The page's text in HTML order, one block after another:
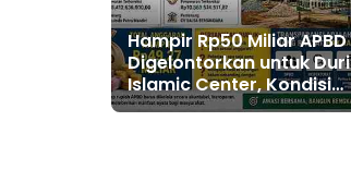
Hampir Rp50 Miliar APBD
Digelontorkan untuk Duri
Islamic Center, Kondisi
Lapangan Jadi Sorotan